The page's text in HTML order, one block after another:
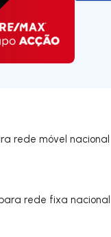
rede móvel nacional
rede fixa nacional